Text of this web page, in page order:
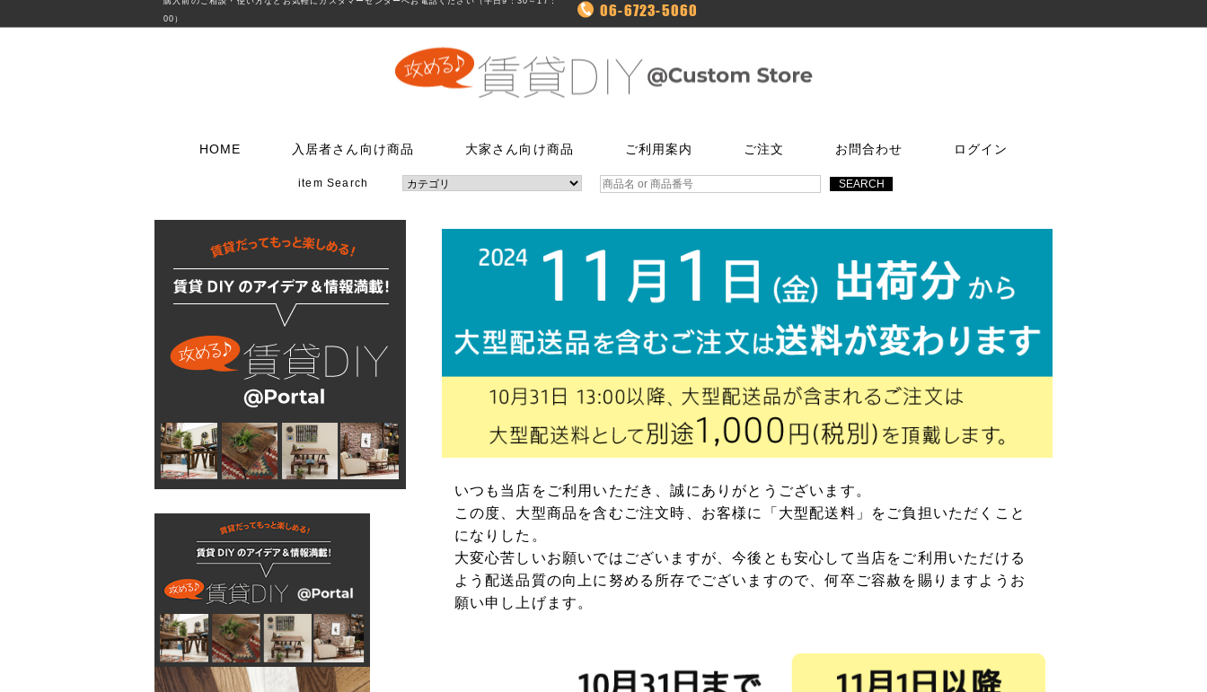
00）
06-6723-5060
HOME 入居者さん向け商品
メッシュパネルシリーズ
穴あきボードシリーズ
貼ってはがせる壁紙
ラスティシリーズ
キッチンに使う
取っ手
丁番
スイッチプレート
コンセントプレート
あおり止め
キャッチ
ラッチ
固定金具
掛金
隅金
フローリング補修グッズ
貼って剥がせるカーペットシート
ジョイントロック
水回りに使う
FiberFix(ファイバーフックス)
木材・材料
塗装済み木材UROCO
その他道具類
反射・蓄光・フェルトテープ
ゴムロープ・ゴムバンド
ビス・サブパーツ
ソーホースブラケット
テーブル脚
石膏ボード用アンカー
キャスター
コンクリート等用アンカー
「ジョイントプレート」
光触媒塗料OPTIMUS(オプティ
マス)
ダルトン
大家さん向け商品
シャワー用品
洗濯用品
トイレ用品
流し台所用品
洗面用品
水廻りアクセサリー
浴室用ドアノブ
ウィルス・菌除去シート
フローリング補修グッズ
貼って剥がせるカーペットシート
ジョイントロック
水回りに使う
特注アミド
ご利用案内 ご注文
06-6723-5060
カスタマーセンター
平日9：30～17：00
FAX注文用紙はこちら
お問合わせ
こちらから
カスタマーセンター
平日9：30～17：00
ログイン
item Search
いつも当店をご利用いただき、誠にありがとうございます。
この度、大型商品を含むご注文時、お客様に「大型配送料」をご負担いただくこと
になりした。
大変心苦しいお願いではございますが、今後とも安心して当店をご利用いただける
よう配送品質の向上に努める所存でございますので、何卒ご容赦を賜りますようお
願い申し上げます。